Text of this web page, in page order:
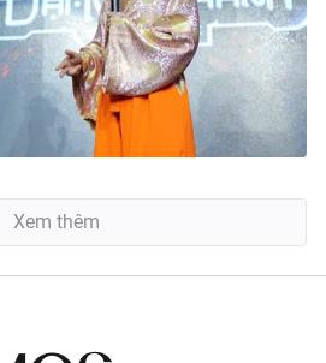
Xem thêm